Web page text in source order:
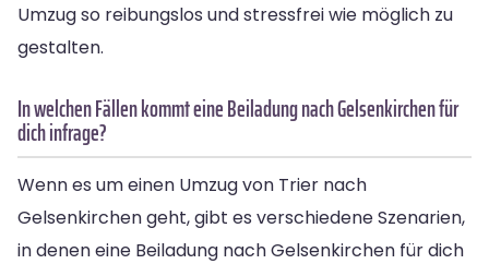
Umzug so reibungslos und stressfrei wie möglich zu
gestalten.
In welchen Fällen kommt eine Beiladung nach Gelsenkirchen für
dich infrage?
Wenn es um einen Umzug von Trier nach
Gelsenkirchen geht, gibt es verschiedene Szenarien,
in denen eine Beiladung nach Gelsenkirchen für dich